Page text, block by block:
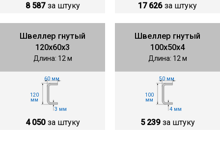
8 587 за штуку 17 626 за штуку
Швеллер гнутый
120х60х3
Длина: 12 м
60 мм
120
мм
3 мм
4 050 за штуку
Швеллер гнутый
100х50х4
Длина: 12 м
50 мм
100
мм
4 мм
5 239 за штуку